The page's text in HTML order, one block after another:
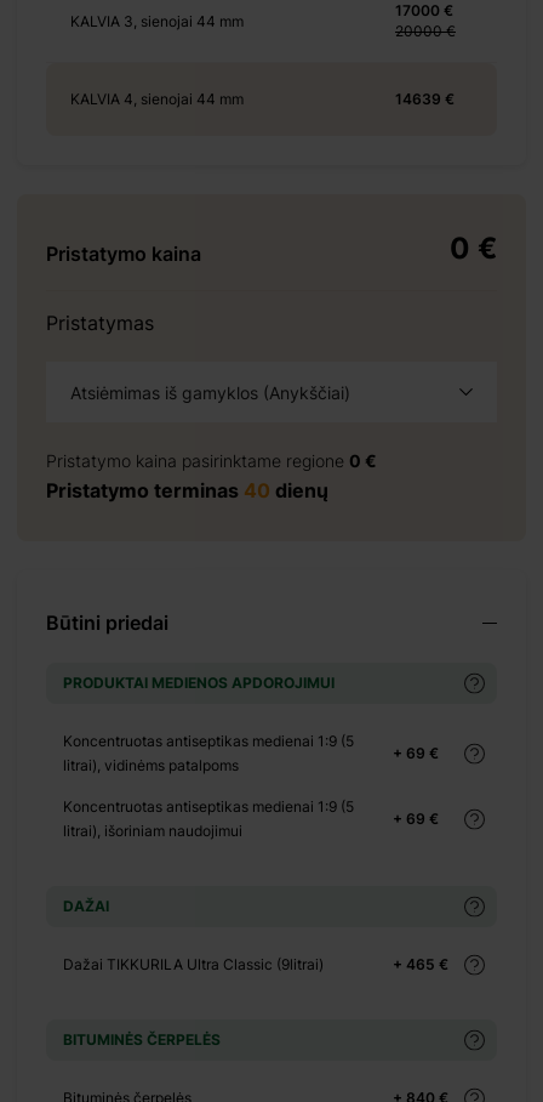
KALVIA 3, sienojai 44 mm
17000 €
20000 €
KALVIA 4, sienojai 44 mm 14639 €
Pristatymo kaina 0 €
Pristatymas
Atsiėmimas iš gamyklos (Anykščiai)
Pristatymo kaina pasirinktame regione 0 €
Pristatymo terminas 40 dienų
Būtini priedai
PRODUKTAI MEDIENOS APDOROJIMUI
+ 69 €
Koncentruotas antiseptikas medienai 1:9 (5
litrai), vidinėms patalpoms
+ 69 €
Koncentruotas antiseptikas medienai 1:9 (5
litrai), išoriniam naudojimui
DAŽAI
+ 465 €
Dažai TIKKURILA Ultra Classic (9litrai)
BITUMINĖS ČERPELĖS
+ 840 €
Bituminės čerpelės
+ 966 €
+ 0 €
+ 3110 €
+ 4199 €
+ 200 €
+ 140 €